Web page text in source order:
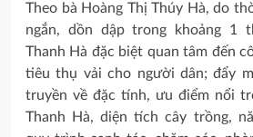
Theo bà Hoàng Thị Thúy Hà, do
ngắn, dồn dập trong khoảng 1
Thanh Hà đặc biệt quan tâm đến
tiêu thụ vải cho người dân; đẩy
truyền về đặc tính, ưu điểm nổi
Thanh Hà, diện tích cây trồng,